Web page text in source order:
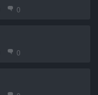
0
0